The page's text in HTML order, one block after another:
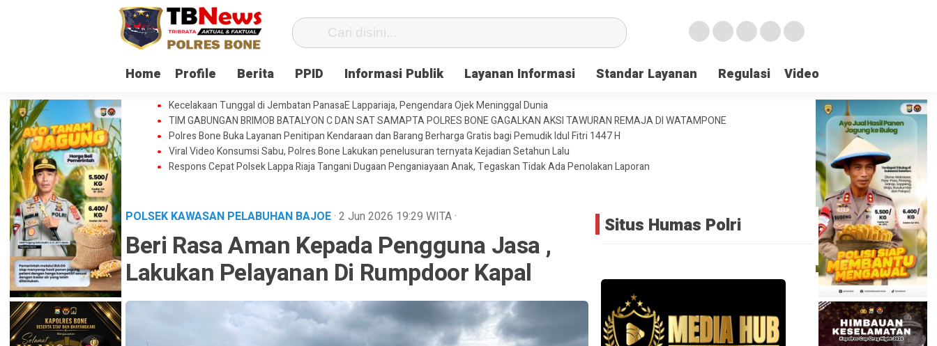
Home Profile Berita PPID Informasi Publik Layanan Informasi Standar Layanan Regulasi Video
Kecelakaan Tunggal di Jembatan PanasaE Lappariaja, Pengendara Ojek Meninggal Dunia
TIM GABUNGAN BRIMOB BATALYON C DAN SAT SAMAPTA POLRES BONE GAGALKAN AKSI TAWURAN REMAJA DI WATAMPONE
Polres Bone Buka Layanan Penitipan Kendaraan dan Barang Berharga Gratis bagi Pemudik Idul Fitri 1447 H
Viral Video Konsumsi Sabu, Polres Bone Lakukan penelusuran ternyata Kejadian Setahun Lalu
Respons Cepat Polsek Lappa Riaja Tangani Dugaan Penganiayaan Anak, Tegaskan Tidak Ada Penolakan Laporan
POLSEK KAWASAN PELABUHAN BAJOE· 2 Jun 2026 19:29 WITA·
Beri Rasa Aman Kepada Pengguna Jasa ,
Lakukan Pelayanan Di Rumpdoor Kapal
Situs Humas Polri